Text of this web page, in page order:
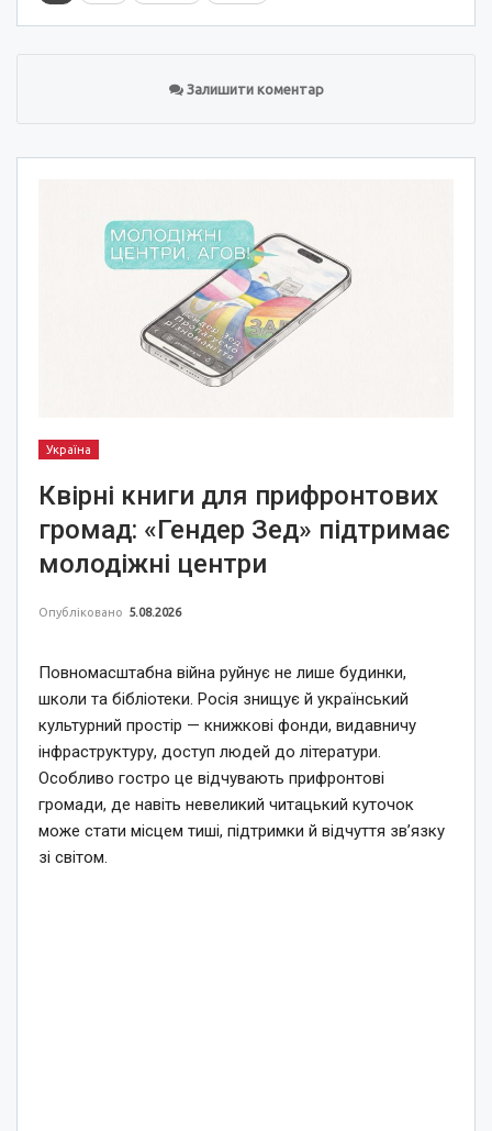
Залишити коментар
Україна
Квірні книги для прифронтових
громад: «Гендер Зед» підтримає
молодіжні центри
Опубліковано 5.08.2026
Повномасштабна війна руйнує не лише будинки,
школи та бібліотеки. Росія знищує й український
культурний простір — книжкові фонди, видавничу
інфраструктуру, доступ людей до літератури.
Особливо гостро це відчувають прифронтові
громади, де навіть невеликий читацький куточок
може стати місцем тиші, підтримки й відчуття зв’язку
зі світом.